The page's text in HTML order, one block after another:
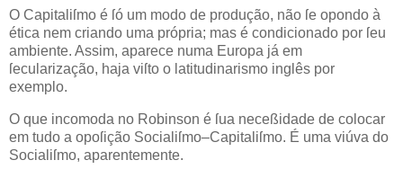
O Capitaliſmo é ſó um modo de produção, não ſe opondo à
ética nem criando uma própria; mas é condicionado por ſeu
ambiente. Assim, aparece numa Europa já em
ſecularização, haja viſto o latitudinarismo inglês por
exemplo.
O que incomoda no Robinson é ſua neceßidade de colocar
em tudo a opoſição Socialiſmo–Capitaliſmo. É uma viúva do
Socialiſmo, aparentemente.